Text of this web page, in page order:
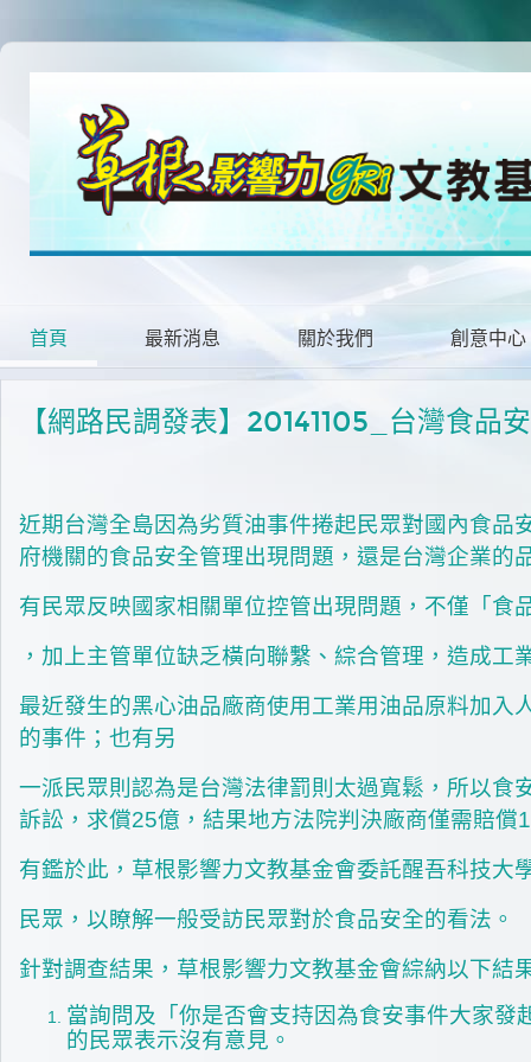
首頁 最新消息 關於我們 創意中心
【網路民調發表】20141105_台灣食品
近期台灣全島因為劣質油事件捲起民眾對國內食
府機關的食品安全管理出現問題，還是台灣企業的
有民眾反映國家相關單位控管出現問題，不僅「食
，加上主管單位缺乏橫向聯繫、綜合管理，造成
最近發生的黑心油品廠商使用工業用油品原料加
的事件；也有另
一派民眾則認為是台灣法律罰則太過寬鬆，所以食
訴訟，求償25億，結果地方法院判決廠商僅需賠償
有鑑於此，草根影響力文教基金會委託醒吾科技大
民眾，以瞭解一般受訪民眾對於食品安全的看法。
針對調查結果，草根影響力文教基金會綜納以下結
當詢問及「你是否會支持因為食安事件大家
的民眾表示沒有意見。